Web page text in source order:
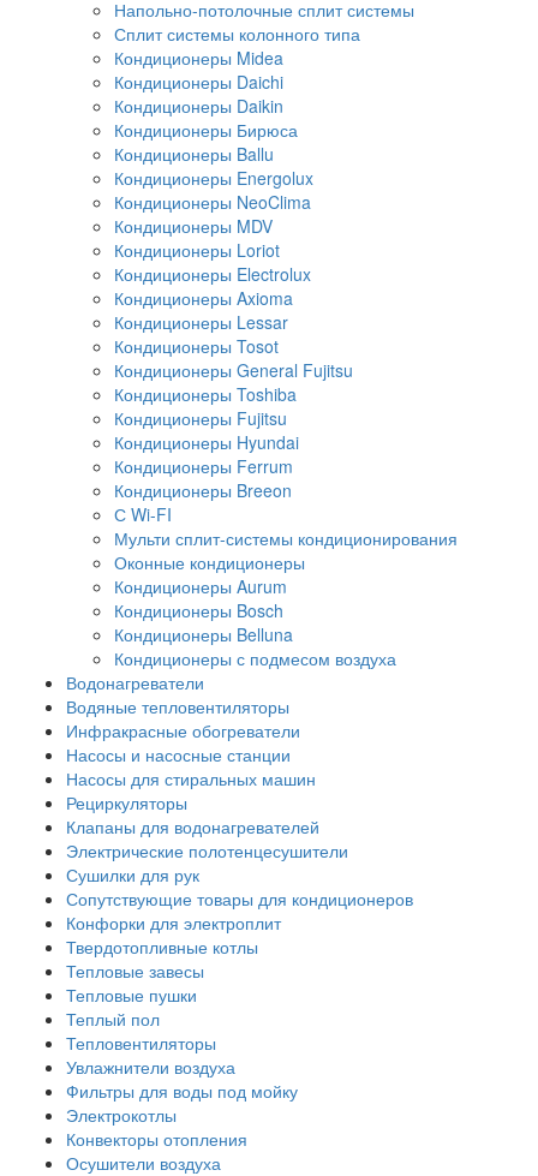
Напольно-потолочные сплит системы
Сплит системы колонного типа
Кондиционеры Midea
Кондиционеры Daichi
Кондиционеры Daikin
Кондиционеры Бирюса
Кондиционеры Ballu
Кондиционеры Energolux
Кондиционеры NeoClima
Кондиционеры MDV
Кондиционеры Loriot
Кондиционеры Electrolux
Кондиционеры Axioma
Кондиционеры Lessar
Кондиционеры Tosot
Кондиционеры General Fujitsu
Кондиционеры Toshiba
Кондиционеры Fujitsu
Кондиционеры Hyundai
Кондиционеры Ferrum
Кондиционеры Breeon
С Wi-FI
Мульти сплит-системы кондиционирования
Оконные кондиционеры
Кондиционеры Aurum
Кондиционеры Bosch
Кондиционеры Belluna
Кондиционеры с подмесом воздуха
Водонагреватели
Водяные тепловентиляторы
Инфракрасные обогреватели
Насосы и насосные станции
Насосы для стиральных машин
Рециркуляторы
Клапаны для водонагревателей
Электрические полотенцесушители
Сушилки для рук
Сопутствующие товары для кондиционеров
Конфорки для электроплит
Твердотопливные котлы
Тепловые завесы
Тепловые пушки
Теплый пол
Тепловентиляторы
Увлажнители воздуха
Фильтры для воды под мойку
Электрокотлы
Конвекторы отопления
Осушители воздуха